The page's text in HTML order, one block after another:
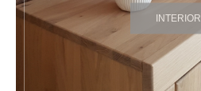
INTERIOR